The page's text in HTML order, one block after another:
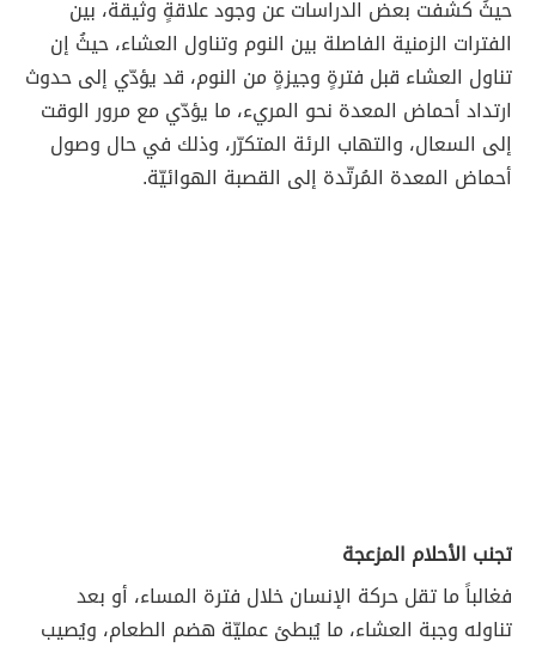
حيثُ كشفت بعض الدراسات عن وجود علاقةٍ وثيقة، بين
الفترات الزمنية الفاصلة بين النوم وتناول العشاء، حيثُ إن
تناول العشاء قبل فترةٍ وجيزةٍ من النوم، قد يؤدّي إلى حدوث
ارتداد أحماض المعدة نحو المريء، ما يؤدّي مع مرور الوقت
إلى السعال، والتهاب الرئة المتكرّر، وذلك في حال وصول
أحماض المعدة المُرتّدة إلى القصبة الهوائيّة.
تجنب الأحلام المزعجة
فغالباً ما تقل حركة الإنسان خلال فترة المساء، أو بعد
تناوله وجبة العشاء، ما يُبطئ عمليّة هضم الطعام، ويُصيب